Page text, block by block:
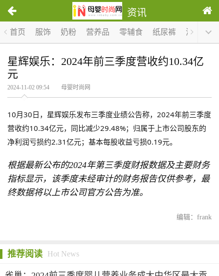
资讯
首页 服饰 奶粉 营养品 零辅食 纸尿裤 洗护
星辉娱乐：2024年前三季度营收约10.34亿
元
2024-11-02 09:54 母婴时尚网
10月30日，星辉娱乐发布三季度业绩公告称，2024年前三季度
营收约10.34亿元，同比减少29.48%；归属于上市公司股东的
净利润亏损约2.31亿元；基本每股收益亏损0.19元。
根据最新公布的2024年第三季度财报数据及主要财务
指标显示，该季度未经审计的财务报告仅供参考，最
终数据将以上市公司官方公告为准。
编辑：frank
推荐阅读 Hot News